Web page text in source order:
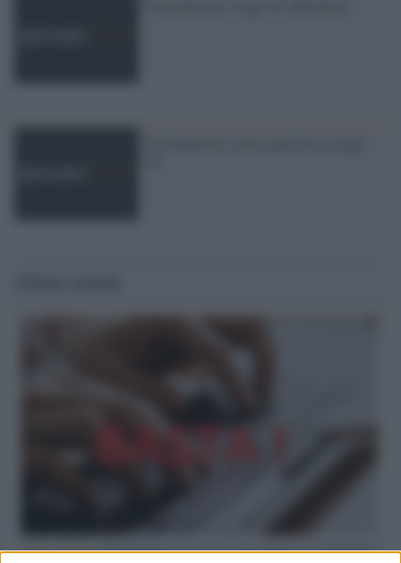
Hate speech /Piattaforme sessiste e misogine: la solidarietà